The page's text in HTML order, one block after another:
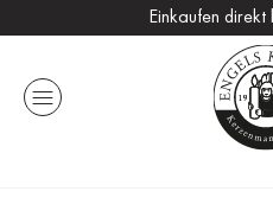
Einkaufen
Handmade